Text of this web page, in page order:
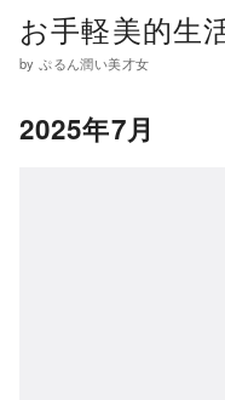
お手軽美的生
by ぷるん潤い美才女
2025年7月